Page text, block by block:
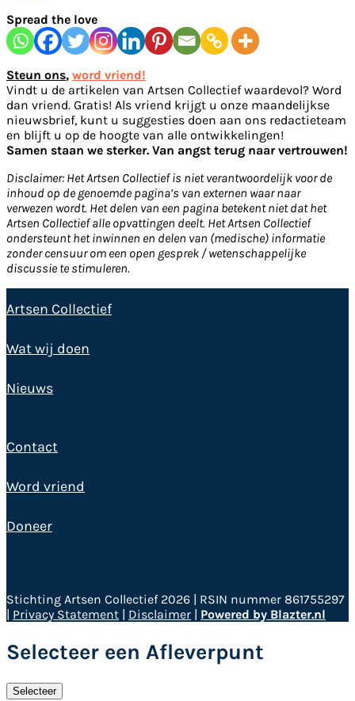
Spread the love
Steun ons, word vriend!
Vindt u de artikelen van Artsen Collectief waardevol? Word
dan vriend. Gratis! Als vriend krijgt u onze maandelijkse
nieuwsbrief, kunt u suggesties doen aan ons redactieteam
en blijft u op de hoogte van alle ontwikkelingen!
Samen staan we sterker. Van angst terug naar vertrouwen!
Disclaimer: Het Artsen Collectief is niet verantwoordelijk voor de
inhoud op de genoemde pagina’s van externen waar naar
verwezen wordt. Het delen van een pagina betekent niet dat het
Artsen Collectief alle opvattingen deelt. Het Artsen Collectief
ondersteunt het inwinnen en delen van (medische) informatie
zonder censuur om een open gesprek / wetenschappelijke
discussie te stimuleren.
Artsen Collectief
Wat wij doen
Nieuws
Contact
Word vriend
Doneer
Stichting Artsen Collectief 2026 | RSIN nummer 861755297
| Privacy Statement | Disclaimer | Powered by Blazter.nl
Selecteer een Afleverpunt
Selecteer